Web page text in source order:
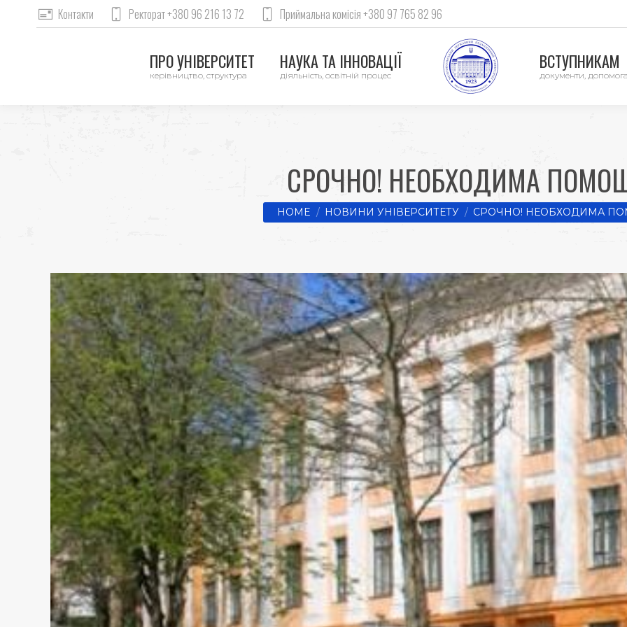
Контакти Ректорат +380 96 216 13 72 Приймальна комісія +380 97 765 82 96
ПРО УНІВЕРСИТЕТ
керівництво, структура
НАУКА ТА ІННОВАЦІЇ
діяльність, освітній процес
ВСТУПНИКАМ
документи,
СРОЧНО! НЕОБХОДИМА
You are here:
HOME НОВИНИ УНІВЕРСИТЕТУ СРОЧНО! НЕОБХОДИМА